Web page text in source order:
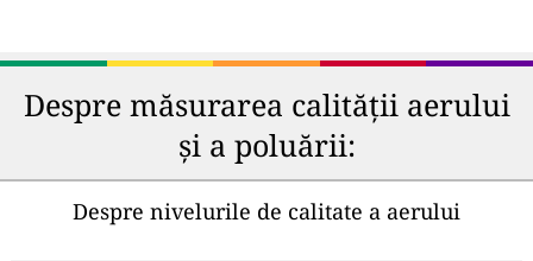
Despre măsurarea calității aerului
și a poluării:
Despre nivelurile de calitate a aerului